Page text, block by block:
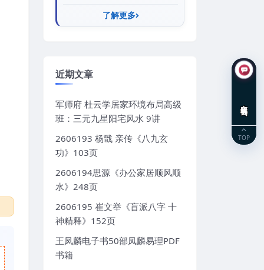
了解更多
近期文章
军师府 杜云学居家环境布局高级
班：三元九星阳宅风水 9讲
2606193 杨戬 亲传《八九玄
功》103页
2606194思源《办公家居顺风顺
水》248页
2606195 崔文举《盲派八字 十
神精释》152页
王凤麟电子书50部凤麟易理PDF
书籍
TOP